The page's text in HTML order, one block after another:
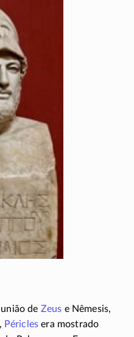
de Zeus e Nêmesis,
, Péricles era mostrado